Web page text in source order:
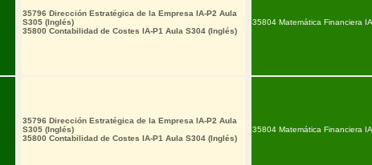
35796 Dirección Estratégica de la Empresa IA-P2 Aula
S305 (Inglés)
35800 Contabilidad de Costes IA-P1 Aula S304 (Inglés)
35796 Dirección Estratégica de la Empresa IA-P2 Aula
S305 (Inglés)
35800 Contabilidad de Costes IA-P1 Aula S304 (Inglés)
35804 Matemática Financiera
35804 Matemática Financiera